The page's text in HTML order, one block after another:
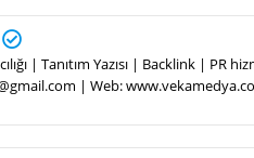
| Tanıtım Yazısı | Backlink |
| Web: